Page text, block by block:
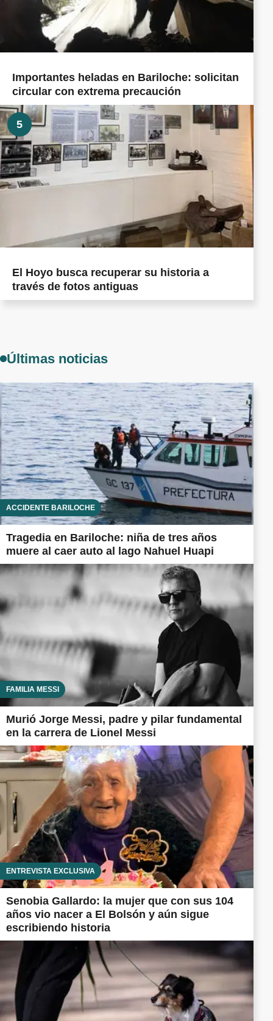
Importantes heladas en Bariloche: solicitan
circular con extrema precaución
5
El Hoyo busca recuperar su historia a
través de fotos antiguas
Últimas noticias
ACCIDENTE BARILOCHE
Tragedia en Bariloche: niña de tres años
muere al caer auto al lago Nahuel Huapi
FAMILIA MESSI
Murió Jorge Messi, padre y pilar fundamental
en la carrera de Lionel Messi
ENTREVISTA EXCLUSIVA
Senobia Gallardo: la mujer que con sus 104
años vio nacer a El Bolsón y aún sigue
escribiendo historia